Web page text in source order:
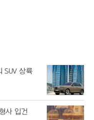
SUV 상륙
사 입건